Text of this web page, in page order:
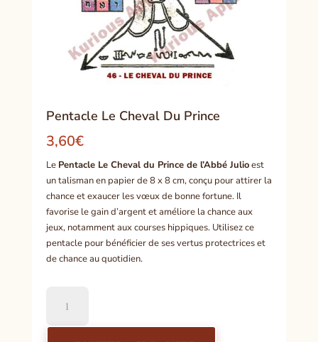
Pentacle Le Cheval Du Prince
3,60€
Le Pentacle Le Cheval du Prince de l’Abbé Julioest
un talisman en papier de 8 x 8 cm, conçu pour attirer la
chance et exaucer les vœux de bonne fortune. Il
favorise le gain d’argent et améliore la chance aux
jeux, notamment aux courses hippiques. Utilisez ce
pentacle pour bénéficier de ses vertus protectrices et
de chance au quotidien.
Pentacle